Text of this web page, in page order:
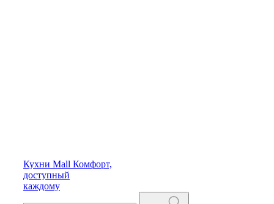
Кухни Mall Комфорт,
доступный
каждому